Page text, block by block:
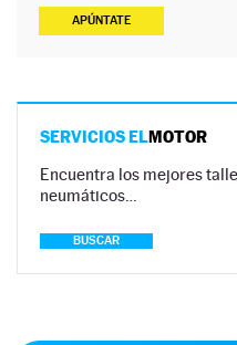
APÚNTATE
SERVICIOS ELMOTOR
Encuentra los mejores
neumáticos…
BUSCAR